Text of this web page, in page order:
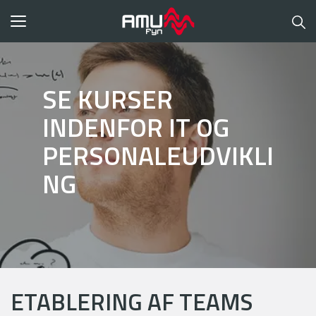
Toggle
SE KURSER
INDENFOR IT OG
PERSONALEUDVIKLI
NG
ETABLERING AF TEAMS